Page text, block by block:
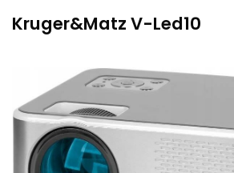
Kruger&Matz V-Led10